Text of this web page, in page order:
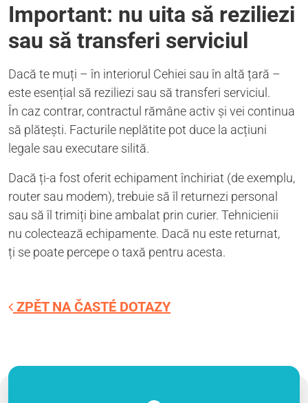
Important: nu uita să reziliezi
sau să transferi serviciul
Dacă te muți – în interiorul Cehiei sau în altă țară –
este esențial să reziliezi sau să transferi serviciul.
În caz contrar, contractul rămâne activ și vei continua
să plătești. Facturile neplătite pot duce la acțiuni
legale sau executare silită.
Dacă ți-a fost oferit echipament închiriat (de exemplu,
router sau modem), trebuie să îl returnezi personal
sau să îl trimiți bine ambalat prin curier. Tehnicienii
nu colectează echipamente. Dacă nu este returnat,
ți se poate percepe o taxă pentru acesta.
ZPĚT NA ČASTÉ DOTAZY